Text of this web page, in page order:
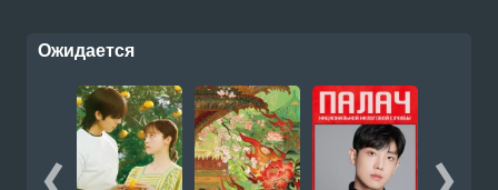
Ожидается